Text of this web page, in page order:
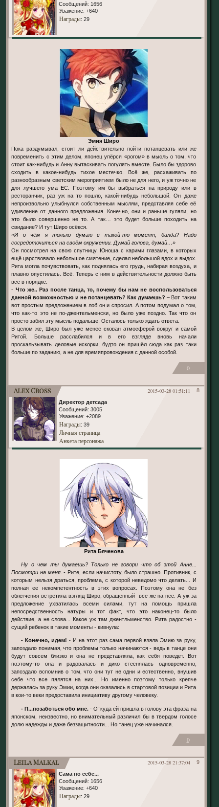
Сообщений: 1656
Уважение: +640
Награды: 29
Эмия Широ
Пока раздумывал, стоит ли действительно пойти потанцевать или же
повременить с этим делом, японец упёрся «рогом» в мысль о том, что
стоит как-нибудь и Анну вытаскивать погулять вместе. Было бы здорово
сходить в какое-нибудь тихое местечко. Всё же, расхаживать по
разнообразным светским мероприятием было не для него, и уж точно не
для лучшего ума ЕС. Поэтому им бы выбраться на природу или в
ресторанчик, раз уж на то пошло, какой-нибудь небольшой. Он даже
непроизвольно улыбнулся собственным мыслям, представляя себе её
удивление от данного предложения. Конечно, они и раньше гуляли, но
это было совершенно не то. А так… это будет больше походить на
свидание? И тут Широ осёкся.
«И о чём я только думаю в такой-то момент, балда? Надо
сосредоточиться на своём окружении. Думай голова, думай…»
Он посмотрел на свою спутницу. Юноша с карими глазами, в которых
ещё царствовало небольшое смятение, сделал небольшой вдох и выдох.
Рита могла почувствовать, как поднялась его грудь, набирая воздуха, и
плавно опустилась. Всё. Теперь с ним в действительности должно быть
всё в порядке.
- Что же.. Раз после танца, то, почему бы нам не воспользоваться
данной возможностью и не потанцевать? Как думаешь? – Вот таким
вот простым предложением в лоб он и спросил. А потом подумал о том,
что как-то это не по-джентельменски, но было уже поздно. Так что он
просто забил эту мысль подальше. Осталось только ждать ответа.
В целом же, Широ был уже менее скован атмосферой вокруг и самой
Ритой. Больше расслабился и в его взгляде вновь начали
проскальзывать деловые искорки, будто он пришёл сюда как раз таки
больше по заданию, а не для времяпровождения с данной особой.
0
8
2015-03-28 01:51:11
Alex Cross
Директор детсада
Сообщений: 3005
Уважение: +2089
Награды: 39
Личная страница
Анкета персонажа
Рита Бяченова
Ну о чем ты думаешь? Только не говори что об этой Анне...
Посмотри на меня. - Рите, если начистоту, было страшно. Противник, с
которым нельзя драться, проблема, с которой неведомо что делать... И
полная ее некомпетентность в этих вопросах. Поэтому она не без
облегчения встретила взгляд Широ, обращенный все же на нее. А уж за
предложение ухватилась всеми силами, тут на помощь пришла
непосредственность натуры и тот факт, что это наконец-то было
действие, а не слова... Какое уж там джентльменство. Рита радостно -
сущий ребенок в такие моменты - кивнула:
- Конечно, идем! - И на этот раз сама первой взяла Эмию за руку,
запоздало понимая, что проблемы только начинаются - ведь в танце они
будут совсем близко и она не представляла, как себя поведет. Вот
поэтому-то она и радовалась и дико стеснялась одновременно,
запоздало вспомнив о том, что они тут не одни и естественно, внушив
себе что все пялятся на них... Но именно поэтому только крепче
держалась за руку Эмии, когда они оказались в стартовой позиции и Рита
в кои-то веки предоставила инициативу другому человеку.
- П...позаботься обо мне. - Откуда ей пришла в голову эта фраза на
японском, неизвестно, но внимательный различил бы в твердом голосе
долю надежды и даже беззащитности... Но танец уже начинался.
0
9
2015-03-28 21:37:04
Leila Malkal
Сама по себе...
Сообщений: 1656
Уважение: +640
Награды: 29